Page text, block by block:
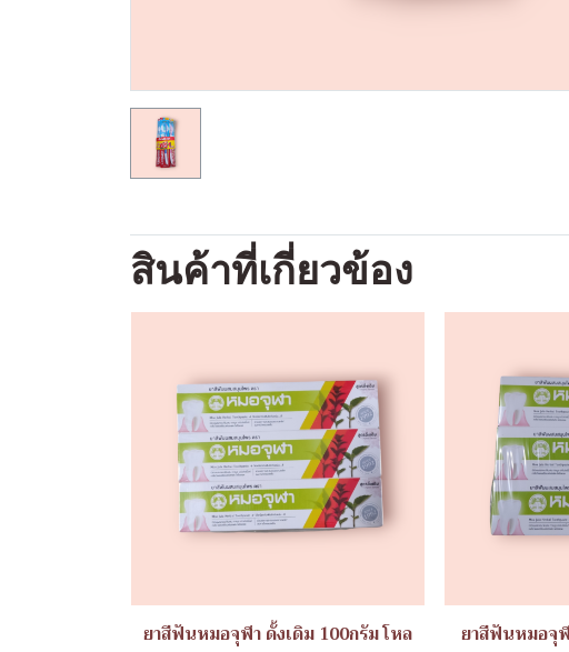
สินค้าที่เกี่ยวข้อง
ยาสีฟันหมอจุฬา ดั้งเดิม 100กรัม โหล ยาสีฟันหมอจุ